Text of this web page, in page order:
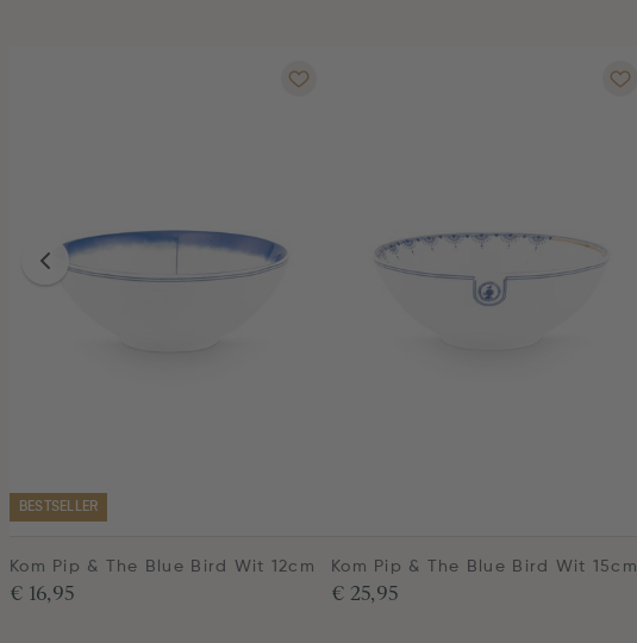
BESTSELLER
Kom Pip & The Blue Bird Wit 12cm
€ 16,95
Kom Pip & The Blue Bird Wit 15cm
€ 25,95